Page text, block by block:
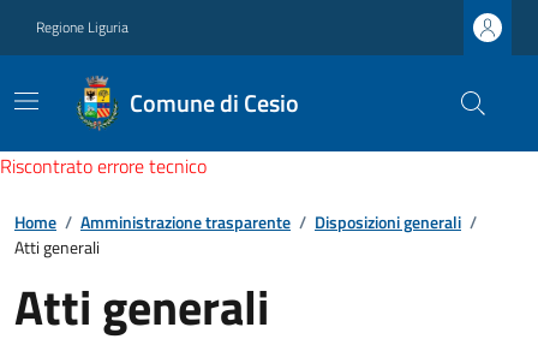
Regione Liguria
Comune di Cesio
Riscontrato errore tecnico
Home / Amministrazione trasparente / Disposizioni generali /
Atti generali
Atti generali